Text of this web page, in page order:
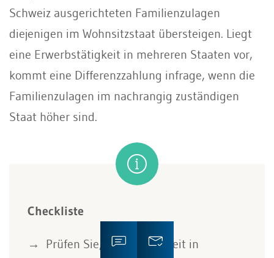
Schweiz ausgerichteten Familienzulagen
diejenigen im Wohnsitzstaat übersteigen. Liegt
eine Erwerbstätigkeit in mehreren Staaten vor,
kommt eine Differenzzahlung infrage, wenn die
Familienzulagen im nachrangig zuständigen
Staat höher sind.
Checkliste
Prüfen Sie, ob die Tätigkeit in